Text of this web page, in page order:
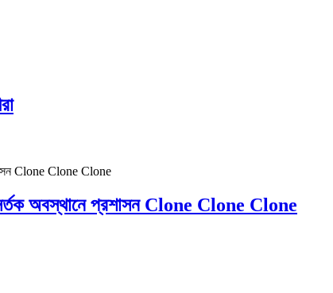
অবস্থানে প্রশাসন Clone Clone Clone